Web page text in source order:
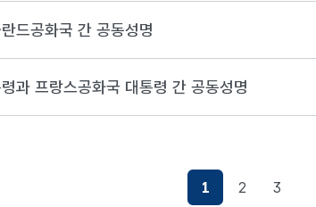
드공화국 간 공동성명
과 프랑스공화국 대통령 간 공동성명
1 2 3